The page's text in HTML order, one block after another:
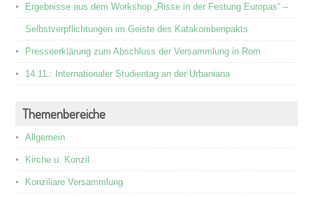
Ergebnisse aus dem Workshop „Risse in der Festung Europas“ –
Selbstverpflichtungen im Geiste des Katakombenpakts
Presseerklärung zum Abschluss der Versammlung in Rom
14.11.: Internationaler Studientag an der Urbaniana
Themenbereiche
Allgemein
Kirche u. Konzil
Konziliare Versammlung